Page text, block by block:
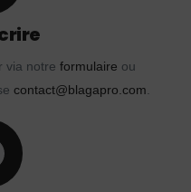
via notre formulaire ou
contact@blagapro.com.